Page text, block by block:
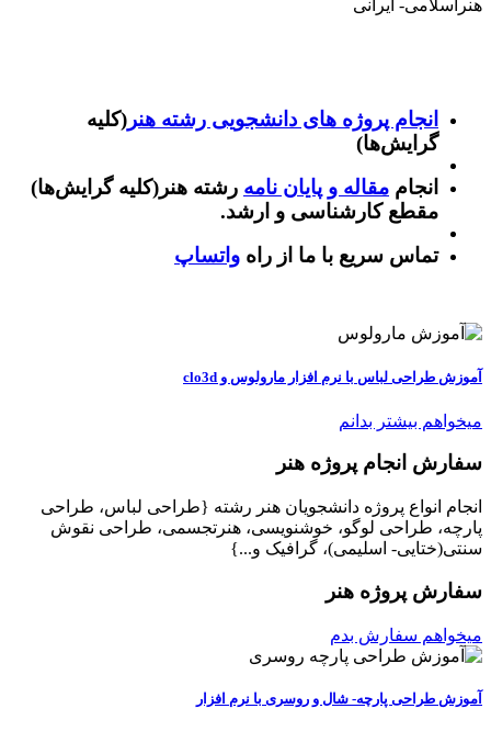
هنراسلامی- ایرانی
انجام پروژه های دانشجویی رشته هنر (کلیه
گرایش‌ها)
انجام مقاله و پایان نامه رشته هنر(کلیه گرایش‌ها)
مقطع کارشناسی و ارشد.
تماس سریع با ما از راه واتساپ
آموزش طراحی لباس با نرم افزار مارولوس و clo3d
میخواهم بیشتر بدانم
سفارش انجام پروژه هنر
انجام انواع پروژه دانشجویان هنر رشته {طراحی لباس، طراحی
پارچه، طراحی لوگو، خوشنویسی، هنرتجسمی، طراحی نقوش
سنتی(ختایی- اسلیمی)، گرافیک و...}
سفارش پروژه هنر
میخواهم سفارش بدم
آموزش طراحی پارچه- شال و روسری با نرم افزار